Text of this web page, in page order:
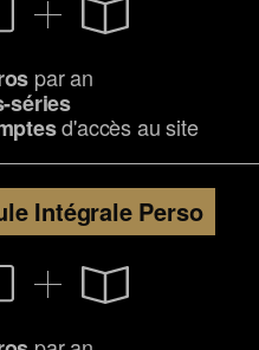
par an
séries
d'accès au site
Intégrale Perso